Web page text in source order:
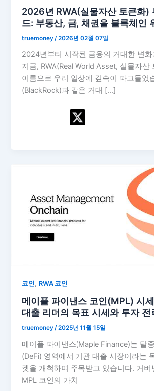
2026년 RWA(실물자산 토큰화)
드: 부동산, 금, 채권을 블록체인
truemoney /2026년 02월 07일
2024년부터 시작된 금융의 거대한 변
지금, RWA(Real World Asset, 실물자산
이름으로 우리 일상에 깊숙이 파고들었
(BlackRock)과 같은 거대 […]
코인, RWA 코인
메이플 파이낸스 코인(MPL) 시
대출 리더의 목표 시세와 투자 전
truemoney /2025년 11월 15일
메이플 파이낸스(Maple Finance)는 탈
(DeFi) 영역에서 기관 대출 시장이라는
켓을 개척하며 주목받고 있습니다. 거버
MPL 코인의 가치